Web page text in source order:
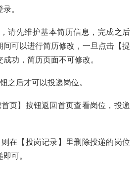
。
，请先维护基本简历信息，完成之后
间可以进行简历修改，一旦点击【提
功，简历页面不可修改。
之后才可以投递岗位。
首页】按钮返回首页查看岗位，投递
则在【投岗记录】里删除投递的岗位
可。